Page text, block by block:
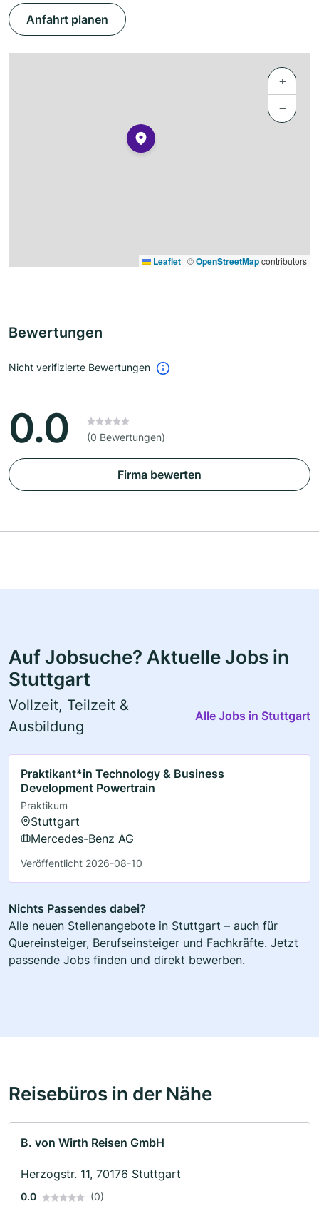
Anfahrt planen
+
−
Leaflet | ©OpenStreetMapcontributors
Bewertungen
Nicht verifizierte Bewertungen
0.0 (0 Bewertungen)
Firma bewerten
Auf Jobsuche? Aktuelle Jobs in
Stuttgart
Vollzeit, Teilzeit &
Ausbildung
Alle Jobs in Stuttgart
Praktikant*in Technology & Business
Development Powertrain
Praktikum
Stuttgart
Mercedes-Benz AG
Veröffentlicht 2026-08-10
Nichts Passendes dabei?
Alle neuen Stellenangebote in Stuttgart – auch für
Quereinsteiger, Berufseinsteiger und Fachkräfte. Jetzt
passende Jobs finden und direkt bewerben.
Reisebüros in der Nähe
B. von Wirth Reisen GmbH
Herzogstr. 11, 70176 Stuttgart
0.0 (0)